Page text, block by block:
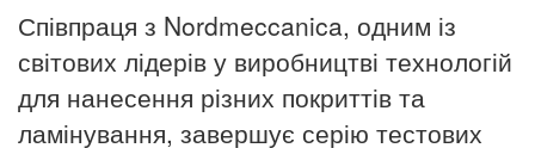
Співпраця з Nordmeccanica, одним із
світових лідерів у виробництві технологій
для нанесення різних покриттів та
ламінування, завершує серію тестових